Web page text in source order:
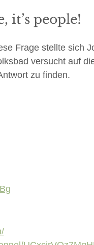
it’s people!
Frage stellte sich
versucht auf
zu finden.